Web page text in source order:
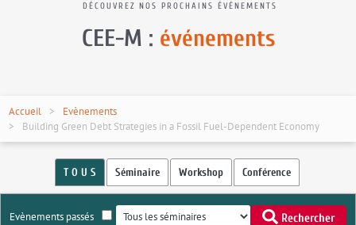
DÉCOUVREZ NOS PROCHAINS ÉVÉNEMENTS
CEE-M : événements
Accueil
Evènements
Building Green Debt Strategies in a Fossil Fuel-Dependent Economy
T O U S Séminaire Workshop Conférence
Evènements passés Rechercher